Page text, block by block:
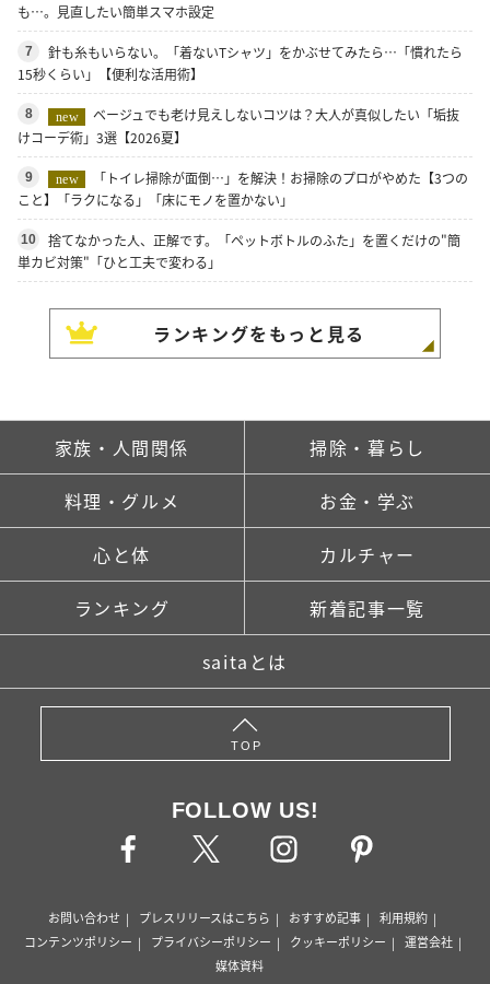
も…。見直したい簡単スマホ設定
7
針も糸もいらない。「着ないTシャツ」をかぶせてみたら…「慣れたら
15秒くらい」【便利な活用術】
8 new
ベージュでも老け見えしないコツは？大人が真似したい「垢抜
けコーデ術」3選【2026夏】
9 new
「トイレ掃除が面倒…」を解決！お掃除のプロがやめた【3つの
こと】「ラクになる」「床にモノを置かない」
10
捨てなかった人、正解です。「ペットボトルのふた」を置くだけの"簡
単カビ対策"「ひと工夫で変わる」
ランキングをもっと見る
家族・人間関係 掃除・暮らし
料理・グルメ お金・学ぶ
心と体 カルチャー
ランキング 新着記事一覧
saitaとは
TOP
FOLLOW US!
お問い合わせ プレスリリースはこちら おすすめ記事
利用規約
コンテンツポリシー
プライバシーポリシー クッキーポリシー
運営会社
媒体資料